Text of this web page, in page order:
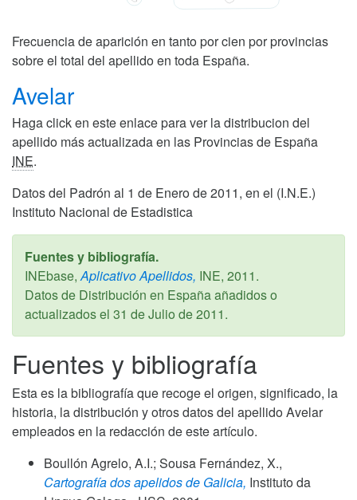
Frecuencia de aparición en tanto por cien por provincias
sobre el total del apellido en toda España.
Avelar
Haga click en este enlace para ver la distribucion del
apellido más actualizada en las Provincias de España
INE.
Datos del Padrón al 1 de Enero de 2011, en el (I.N.E.)
Instituto Nacional de Estadistica
Fuentes y bibliografía.
INEbase, Aplicativo Apellidos, INE, 2011.
Datos de Distribución en España añadidos o
actualizados el 31 de Julio de 2011.
Fuentes y bibliografía
Esta es la bibliografía que recoge el origen, significado, la
historia, la distribución y otros datos del apellido Avelar
empleados en la redacción de este artículo.
Boullón Agrelo, A.I.; Sousa Fernández, X.,
Cartografía dos apelidos de Galicia, Instituto da